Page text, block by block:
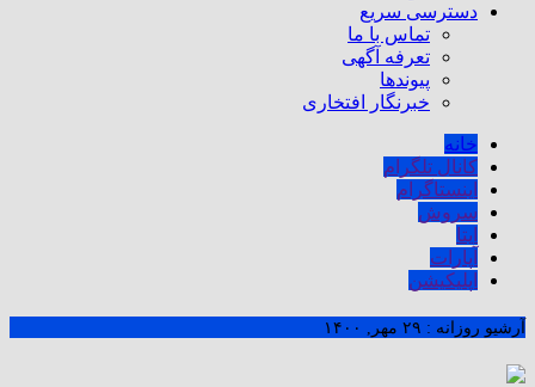
دسترسی سریع
تماس با ما
تعرفه آگهی
پیوندها
خبرنگار افتخاری
خانه
کانال تلگرام
اینستاگرام
سروش
ایتا
آپارات
اپلیکیشن
آرشیو روزانه : ۲۹ مهر, ۱۴۰۰